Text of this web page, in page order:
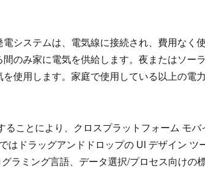
システムは、電気線に接続され、費用なく
のみ家に電気を供給します。夜またはソー
使用します。家庭で使用している以上の電
ことにより、クロスプラットフォーム モ
はドラッグアンドドロップの UI デザイン ツ
ラミング言語、データ選択/プロセス向けの